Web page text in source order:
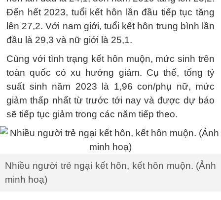
Đến hết 2023, tuổi kết hôn lần đầu tiếp tục tăng
lên 27,2. Với nam giới, tuổi kết hôn trung bình lần
đầu là 29,3 và nữ giới là 25,1.
Cùng với tình trạng kết hôn muộn, mức sinh trên
toàn quốc có xu hướng giảm. Cụ thể, tổng tỷ
suất sinh năm 2023 là 1,96 con/phụ nữ, mức
giảm thấp nhất từ trước tới nay và được dự báo
sẽ tiếp tục giảm trong các năm tiếp theo.
Nhiều người trẻ ngại kết hôn, kết hôn muộn. (Ảnh
minh hoạ)